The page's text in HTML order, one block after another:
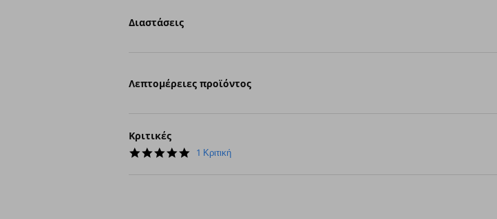
Διαστάσεις
Λεπτομέρειες προϊόντος
Κριτικές
5.0
1 Κριτική